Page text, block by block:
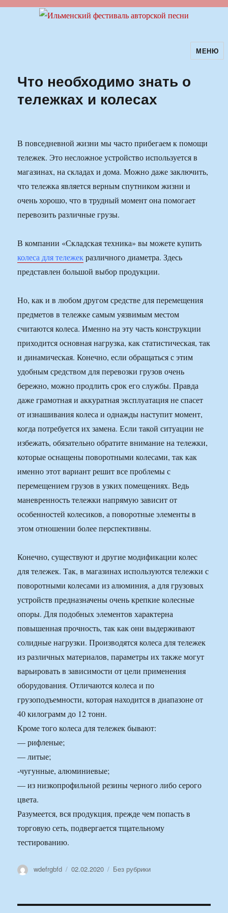
Ильменский фестиваль авторскойМЕНЮ
Что необходимо знать о
тележках и колесах
В повседневной жизни мы часто прибегаем к помощи
тележек. Это несложное устройство используется в
магазинах, на складах и дома. Можно даже заключить,
что тележка является верным спутником жизни и
очень хорошо, что в трудный момент она помогает
перевозить различные грузы.
В компании «Складская техника» вы можете купить
колеса для тележекразличного диаметра. Здесь
представлен большой выбор продукции.
Но, как и в любом другом средстве для перемещения
предметов в тележке самым уязвимым местом
считаются колеса. Именно на эту часть конструкции
приходится основная нагрузка, как статистическая, так
и динамическая. Конечно, если обращаться с этим
удобным средством для перевозки грузов очень
бережно, можно продлить срок его службы. Правда
даже грамотная и аккуратная эксплуатация не спасет
от изнашивания колеса и однажды наступит момент,
когда потребуется их замена. Если такой ситуации не
избежать, обязательно обратите внимание на тележки,
которые оснащены поворотными колесами, так как
именно этот вариант решит все проблемы с
перемещением грузов в узких помещениях. Ведь
маневренность тележки напрямую зависит от
особенностей колесиков, а поворотные элементы в
этом отношении более перспективны.
Конечно, существуют и другие модификации колес
для тележек. Так, в магазинах используются тележки с
поворотными колесами из алюминия, а для грузовых
устройств предназначены очень крепкие колесные
опоры. Для подобных элементов характерна
повышенная прочность, так как они выдерживают
солидные нагрузки. Производятся колеса для тележек
из различных материалов, параметры их также могут
варьировать в зависимости от цели применения
оборудования. Отличаются колеса и по
грузоподъемности, которая находится в диапазоне от
40 килограмм до 12 тонн.
Кроме того колеса для тележек бывают:
— рифленые;
— литые;
-чугунные, алюминиевые;
— из низкопрофильной резины черного либо серого
цвета.
Разумеется, вся продукция, прежде чем попасть в
торговую сеть, подвергается тщательному
тестированию.
Автор
wdefrgbfd Опубликовано
02.02.2020 Рубрики
Без рубрики